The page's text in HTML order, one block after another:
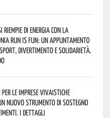
riempie di energia con la
Run is Fun: un appuntamento
sport, divertimento e solidarietà.
le imprese vivaistiche
nuovo strumento di sostegno
I dettagli